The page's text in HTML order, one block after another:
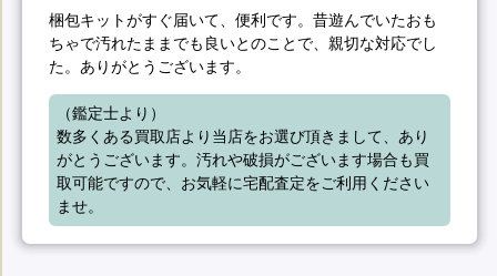
梱包キットがすぐ届いて、便利です。昔遊んでいたおも
ちゃで汚れたままでも良いとのことで、親切な対応でし
た。ありがとうございます。
（鑑定士より）
数多くある買取店より当店をお選び頂きまして、あり
がとうございます。汚れや破損がございます場合も買
取可能ですので、お気軽に宅配査定をご利用ください
ませ。